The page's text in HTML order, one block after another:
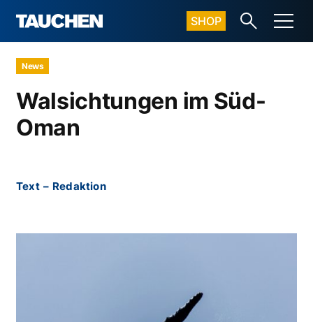
SHOP
News
Walsichtungen im Süd-
Oman
Text – Redaktion